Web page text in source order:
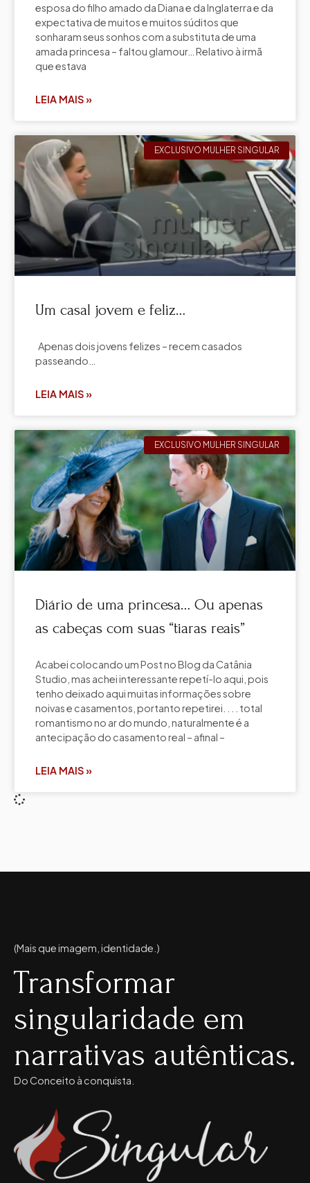
esposa do filho amado da Diana e da Inglaterra e da
expectativa de muitos e muitos súditos que
sonharam seus sonhos com a substituta de uma
amada princesa – faltou glamour… Relativo à irmã
que estava
LEIA MAIS »
EXCLUSIVO MULHER SINGULAR
Um casal jovem e feliz…
Apenas dois jovens felizes – recem casados
passeando…
LEIA MAIS »
EXCLUSIVO MULHER SINGULAR
Diário de uma princesa… Ou apenas
as cabeças com suas “tiaras reais”
Acabei colocando um Post no Blog da Catânia
Studio, mas achei interessante repetí-lo aqui, pois
tenho deixado aqui muitas informações sobre
noivas e casamentos, portanto repetirei. . . . total
romantismo no ar do mundo, naturalmente é a
antecipação do casamento real – afinal –
LEIA MAIS »
(Mais que imagem, identidade.)
Transformar
singularidade em
narrativas autênticas.
Do Conceito à conquista.